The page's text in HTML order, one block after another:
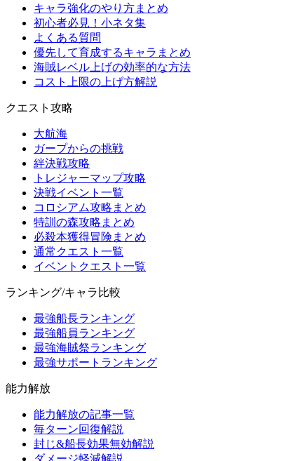
キャラ強化のやり方まとめ
初心者必見！小ネタ集
よくある質問
優先して育成するキャラまとめ
海賊レベル上げの効率的な方法
コスト上限の上げ方解説
クエスト攻略
大航海
ガープからの挑戦
絆決戦攻略
トレジャーマップ攻略
決戦イベント一覧
コロシアム攻略まとめ
特訓の森攻略まとめ
必殺本獲得冒険まとめ
通常クエスト一覧
イベントクエスト一覧
ランキング/キャラ比較
最強船長ランキング
最強船員ランキング
最強海賊祭ランキング
最強サポートランキング
能力解放
能力解放の記事一覧
毎ターン回復解説
封じ&船長効果無効解説
ダメージ軽減解説